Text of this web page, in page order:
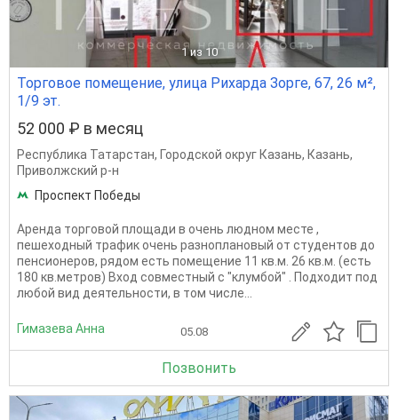
1 из 10
Торговое помещение, улица Рихарда Зорге, 67, 26 м²,
1/9 эт.
52 000 ₽ в месяц
Республика Татарстан, Городской округ Казань, Казань,
Приволжский р-н
Проспект Победы
Аренда торговой площади в очень людном месте ,
пешеходный трафик очень разноплановый от студентов до
пенсионеров, рядом есть помещение 11 кв.м. 26 кв.м. (есть
180 кв.метров) Вход совместный с "клумбой" . Подходит под
любой вид деятельности, в том числе...
Гимазева Анна 05.08
Позвонить